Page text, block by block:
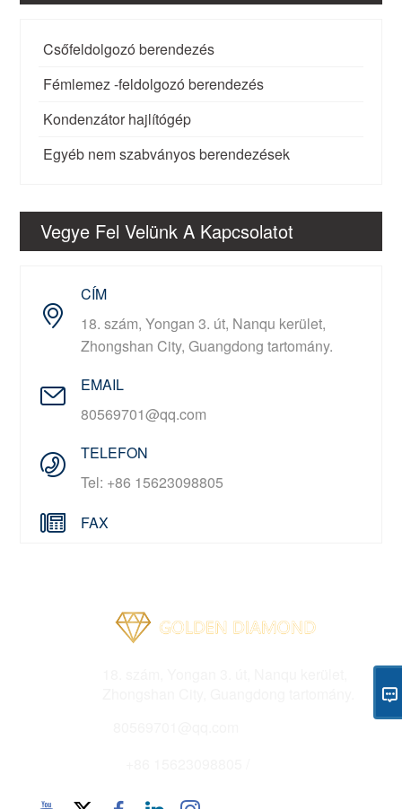
Csőfeldolgozó berendezés
Fémlemez -feldolgozó berendezés
Kondenzátor hajlítógép
Egyéb nem szabványos berendezések
Vegye Fel Velünk A Kapcsolatot
CÍM
18. szám, Yongan 3. út, Nanqu kerület,
Zhongshan City, Guangdong tartomány.
EMAIL
80569701@qq.com
TELEFON
Tel: +86 15623098805
FAX